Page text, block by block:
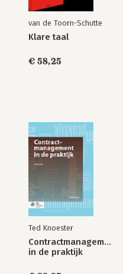
van de Toorn-Schutte
Klare taal
€ 58,25
Ted Knoester
Contractmanagement
in de praktijk